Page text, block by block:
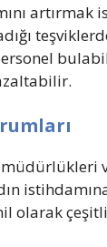
artırmak
olarak